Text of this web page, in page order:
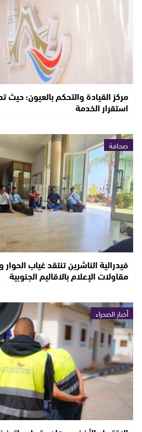
مركز القيادة والتحكم بالعيون؛ حيث
استقرار الخدمة
صحافة
فيدرالية الناشرين تنتقد غياب الحوار
مقاولات الإعلام بالاقاليم الجنوبية
أخبار الصحراء